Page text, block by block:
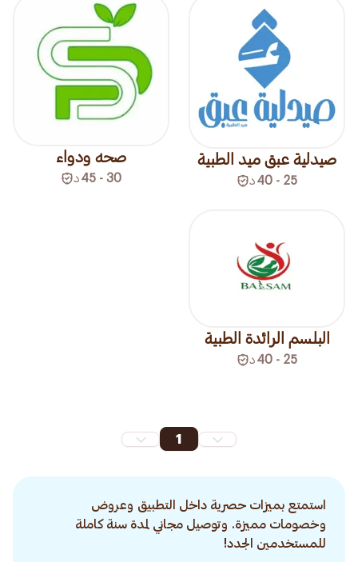
صيدلية عبق ميد الطبية
25 - 40 د
صحه ودواء
30 - 45 د
البلسم الرائدة الطبية
25 - 40 د
1
استمتع بميزات حصرية داخل التطبيق وعروض
وخصومات مميزة. وتوصيل مجاني لمدة سنة كاملة
للمستخدمين الجدد!